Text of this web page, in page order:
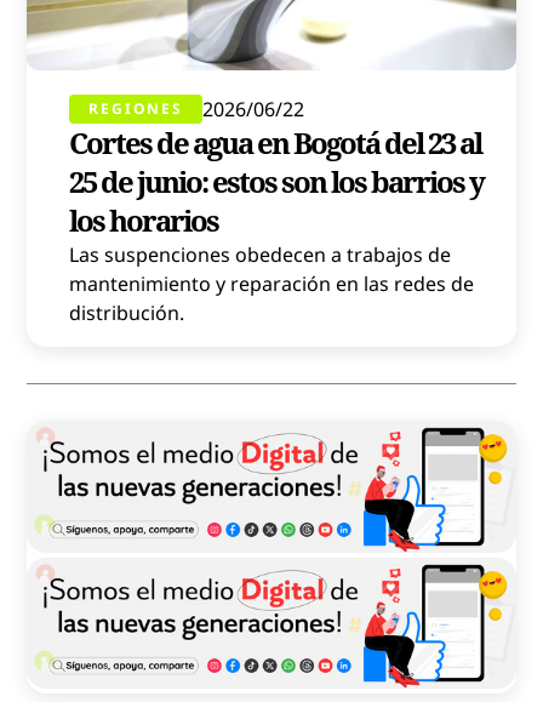
REGIONES 2026/06/22
Cortes de agua en Bogotá del 23 al
25 de junio: estos son los barrios y
los horarios
Las suspenciones obedecen a trabajos de
mantenimiento y reparación en las redes de
distribución.